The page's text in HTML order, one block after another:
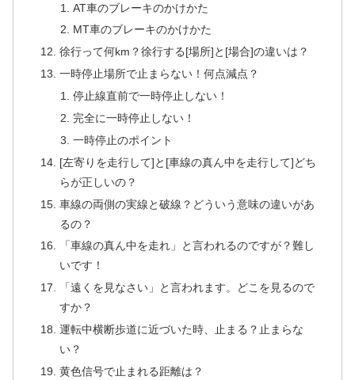
AT車のブレーキのかけかた
MT車のブレーキのかけかた
徐行って何km？徐行する[場所]と[場合]の違いは？
一時停止場所で止まらない！何点減点？
停止線直前で一時停止しない！
完全に一時停止しない！
一時停止のポイント
[左寄りを走行して]と[車線の真ん中を走行して]どち
らが正しいの？
車線の両側の実線と破線？どういう意味の違いがあ
るの？
「車線の真ん中を走れ」と言われるのですが？難し
いです！
「遠くを見なさい」と言われます。どこを見るので
すか？
運転中横断歩道に近づいた時、止まる？止まらな
い？
黄色信号で止まれる距離は？